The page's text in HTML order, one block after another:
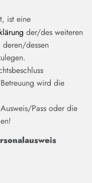
ist eine
der/des weiteren
deren/dessen
wird die
Pass oder die